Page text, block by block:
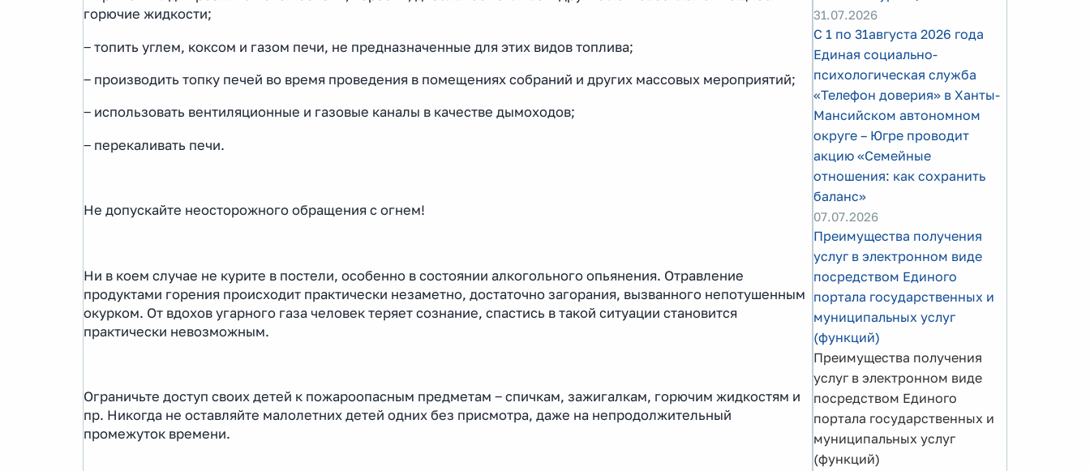
горючие жидкости;
‒ топить углем, коксом и газом печи, не предназначенные для этих видов топлива;
‒ производить топку печей во время проведения в помещениях собраний и других массовых мероприятий;
‒ использовать вентиляционные и газовые каналы в качестве дымоходов;
‒ перекаливать печи.
Не допускайте неосторожного обращения с огнем!
Ни в коем случае не курите в постели, особенно в состоянии алкогольного опьянения. Отравление
продуктами горения происходит практически незаметно, достаточно загорания, вызванного непотушенным
окурком. От вдохов угарного газа человек теряет сознание, спастись в такой ситуации становится
практически невозможным.
Ограничьте доступ своих детей к пожароопасным предметам ‒ спичкам, зажигалкам, горючим жидкостям и
пр. Никогда не оставляйте малолетних детей одних без присмотра, даже на непродолжительный
промежуток времени.
31.07.2026
С 1 по 31августа 2026 года
Единая социально-
психологическая служба
«Телефон доверия» в Ханты-
Мансийском автономном
округе – Югре проводит
акцию «Семейные
отношения: как сохранить
баланс»
07.07.2026
Преимущества получения
услуг в электронном виде
посредством Единого
портала государственных и
муниципальных услуг
(функций)
Преимущества получения
услуг в электронном виде
посредством Единого
портала государственных и
муниципальных услуг
(функций)